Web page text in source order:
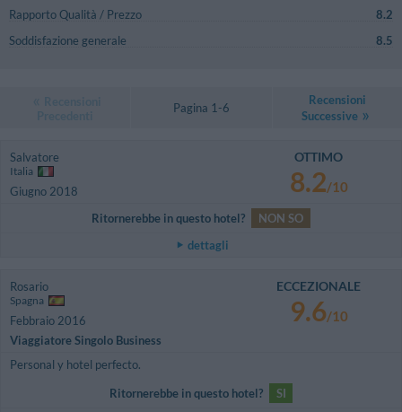
Rapporto Qualità / Prezzo
8.2
Soddisfazione generale
8.5
Pagina 1-6
Recensioni
Successive
Salvatore
Italia
Giugno 2018
OTTIMO
8.2/10
Ritornerebbe in questo hotel?
NON SO
dettagli
Rosario
Spagna
Febbraio 2016
Viaggiatore Singolo Business
ECCEZIONALE
9.6/10
Personal y hotel perfecto.
Ritornerebbe in questo hotel?
SI